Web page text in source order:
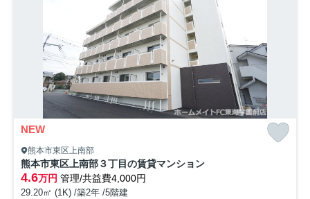
NEW
熊本市東区上南部
熊本市東区上南部３丁目の賃貸マンション
4.6万円 管理/共益費4,000円
29.20㎡ (1K) /築2年 /5階建